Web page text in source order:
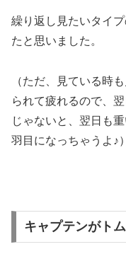
繰り返し見たいタイ
た と思いました。
（ただ、見ている時
られて疲れるので、
じゃないと、翌日も
羽目になっちゃうよ♪）
キャプテンがト